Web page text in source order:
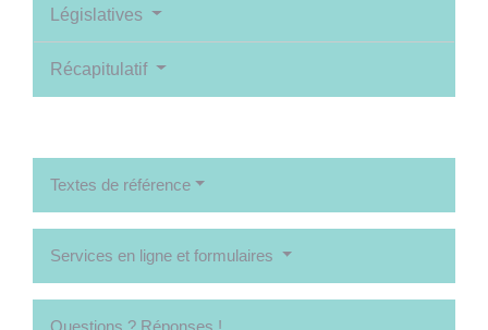
Législatives
Récapitulatif
Textes de référence
Services en ligne et formulaires
Questions ? Réponses !